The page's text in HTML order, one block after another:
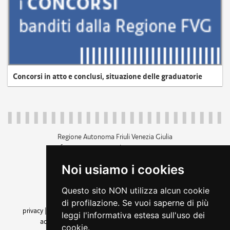
Noi usiamo i cookies
Questo sito NON utilizza alcun cookie
di profilazione. Se vuoi saperne di più
leggi l'informativa estesa sull'uso dei
cookie.
Concorsi in atto e conclusi, situazione delle graduatorie
Regione Autonoma Friuli Venezia Giulia
c.f. 80014930327; p.iva 00526040324
+39 040 3771111
amministrazione trasparente
privacy
cookie |note legali accessibilità
dichiarazione di
accessibilità| feedback cambio preferenze cookie